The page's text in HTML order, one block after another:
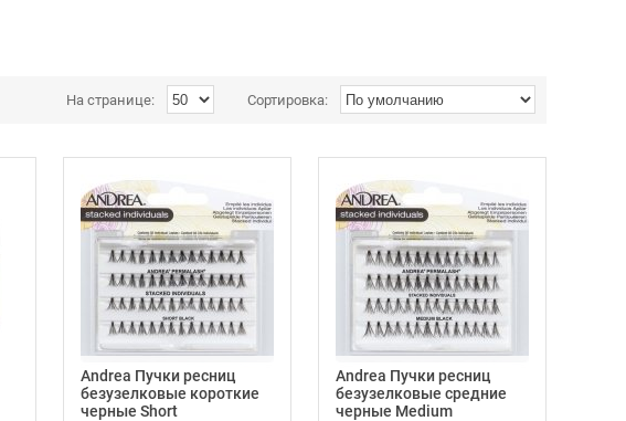
Сортировка:
На странице:
Andrea Пучки ресниц
безузелковые короткие
черные Short
Andrea Пучки ресниц
безузелковые средние
черные Medium